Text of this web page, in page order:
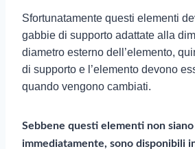
Sfortunatamente questi elementi
gabbie di supporto adattate alla
diametro esterno dell’elemento,
di supporto e l’elemento devono
quando vengono cambiati.
Sebbene questi elementi non
immediatamente, sono disponibili